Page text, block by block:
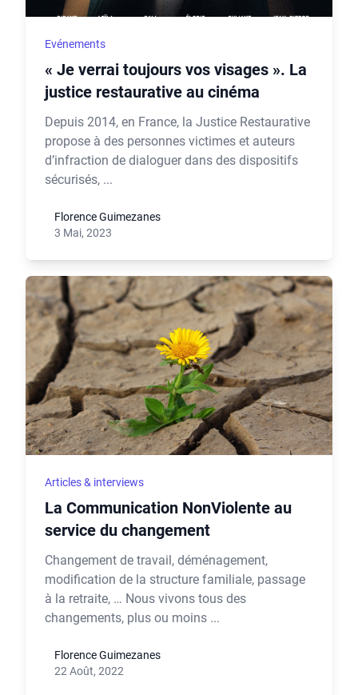
Evénements
« Je verrai toujours vos visages ». La
justice restaurative au cinéma
Depuis 2014, en France, la Justice Restaurative
propose à des personnes victimes et auteurs
d’infraction de dialoguer dans des dispositifs
sécurisés, ...
Florence Guimezanes
3 Mai, 2023
Articles & interviews
La Communication NonViolente au
service du changement
Changement de travail, déménagement,
modification de la structure familiale, passage
à la retraite, … Nous vivons tous des
changements, plus ou moins ...
Florence Guimezanes
22 Août, 2022